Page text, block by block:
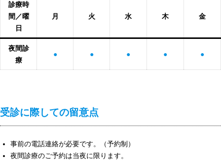
診療時
間／曜
日
月 火 水 木 金
夜間診
療
● ● ● ● ●
受診に際しての留意点
事前の電話連絡が必要です。（予約制）
夜間診療のご予約は当夜に限ります。